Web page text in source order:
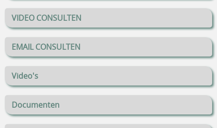
VIDEO CONSULTEN
EMAIL CONSULTEN
Video's
Documenten